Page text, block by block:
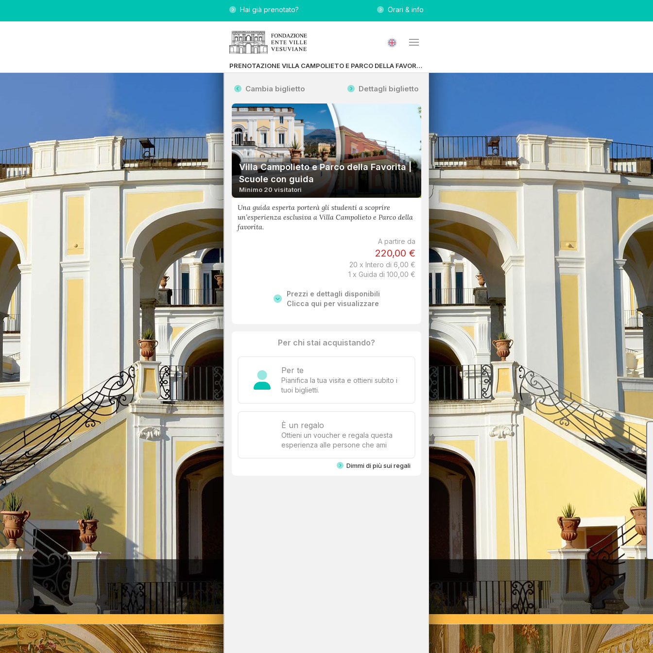
Hai già prenotato? Orari & info
PRENOTAZIONE VILLA CAMPOLIETO E PARCO DELLA FAVORITA | SCUOLE CON GUIDA
Cambia biglietto Dettagli biglietto
Villa Campolieto e Parco della Favorita |
Scuole con guida
Minimo 20 visitatori
Una guida esperta porterà gli studenti a scoprire
un’esperienza esclusiva a Villa Campolieto e Parco della
favorita.
A partire da
220,00 €
20 x Intero di 6,00 €
1 x Guida di 100,00 €
Prezzi e dettagli disponibili
Clicca qui per visualizzare
Per chi stai acquistando?
Per te
Pianifica la tua visita e ottieni subito i
tuoi biglietti.
È un regalo
Ottieni un voucher e regala questa
esperienza alle persone che ami
Dimmi di più sui regali